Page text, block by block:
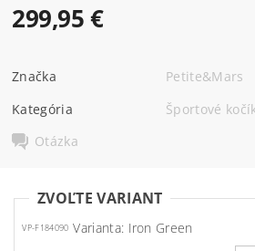
299,95 €
Značka
Petite&Mars
Kategória
Športové
Otázka
ZVOĽTE VARIANT
VP-F184090 Varianta: Iron Green